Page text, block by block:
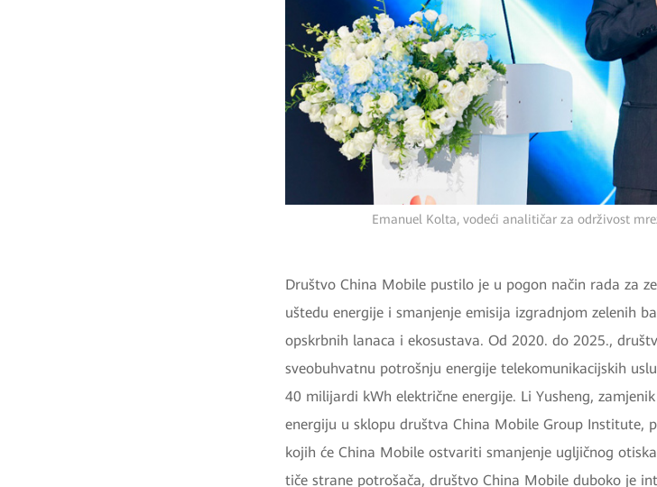
Emanuel Kolta, vodeći analitičar za održivost
Društvo China Mobile pustilo je u pogon način rada za
uštedu energije i smanjenje emisija izgradnjom zelenih
opskrbnih lanaca i ekosustava. Od 2020. do 2025.,
sveobuhvatnu potrošnju energije telekomunikacijskih
40 milijardi kWh električne energije. Li Yusheng,
energiju u sklopu društva China Mobile Group Institute,
kojih će China Mobile ostvariti smanjenje ugljičnog
tiče strane potrošača, društvo China Mobile duboko je